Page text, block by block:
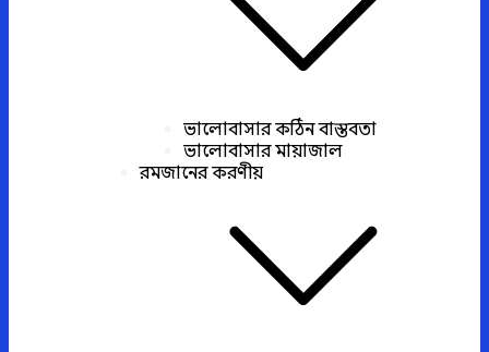
ভালোবাসার কঠিন বাস্তবতা
ভালোবাসার মায়াজাল
রমজানের করণীয়